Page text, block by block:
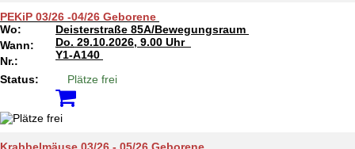
PEKiP 03/26 -04/26 Geborene
Wo:
Deisterstraße 85A/Bewegungsraum
Wann:
Do. 29.10.2026, 9.00 Uhr
Nr.:
Y1-A140
Status:
Plätze frei